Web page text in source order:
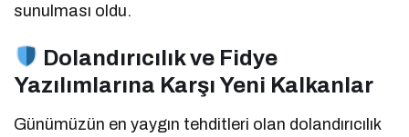
sunulması oldu.
Dolandırıcılık ve Fidye
Yazılımlarına Karşı Yeni Kalkanlar
Günümüzün en yaygın tehditleri olan dolandırıcılık